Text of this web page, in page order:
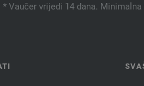
* Vaučer vrijedi 14 dana.